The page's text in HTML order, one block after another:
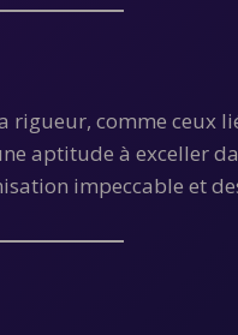
comme ceux
aptitude à exceller
impeccable et